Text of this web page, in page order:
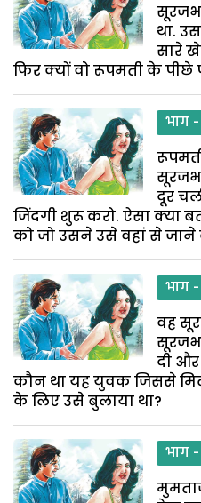
था.
सारे
फिर क्यों वो रूपमती के पीछे
भाग
दूर
जिंदगी शुरू करो. ऐसा क्या
को जो उसने उसे वहां से जाने
भाग
वह
दी
कौन था यह युवक जिससे
के लिए उसे बुलाया था?
भाग